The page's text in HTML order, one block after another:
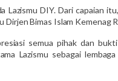
DIY. Dari capaian
Bimas Islam Kemenag
semua pihak dan
Lazismu sebagai